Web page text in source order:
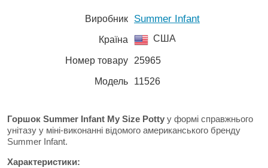
Виробник Summer Infant
Країна США
Номер товару 25965
Модель 11526
Горшок Summer Infant My Size Potty у формі справжнього
унітазу у міні-виконанні відомого американського бренду
Summer Infant.
Характеристики: